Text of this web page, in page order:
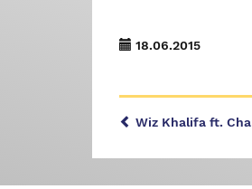
18.06.2015
Wiz Khalifa ft.